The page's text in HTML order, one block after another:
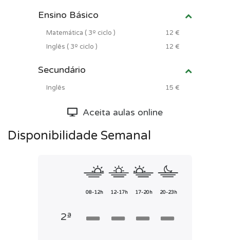
Ensino Básico
Matemática ( 3º ciclo )
12 €
Inglês ( 3º ciclo )
12 €
Secundário
Inglês 15 €
Aceita aulas online
Disponibilidade Semanal
08-12h 12-17h 17-20h 20-23h
2ª